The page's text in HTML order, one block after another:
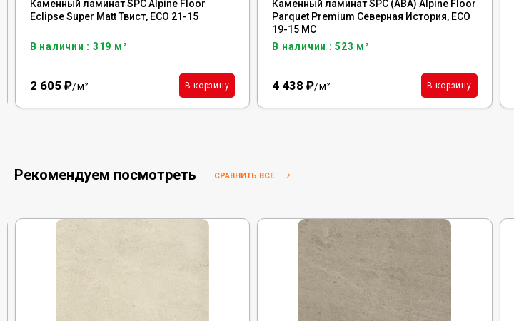
Каменный ламинат SPC Alpine Floor
Eclipse Super Matt Твист, ЕСО 21-15
В наличии : 319 м²
2 605₽/м² В корзину
Каменный ламинат SPC (ABA) Alpine Floor
Parquet Premium Северная История, ECO
19-15 MC
В наличии : 523 м²
4 438 ₽/м² В корзину
Рекомендуем посмотреть СРАВНИТЬ ВСЕ